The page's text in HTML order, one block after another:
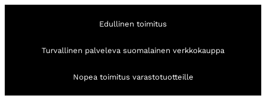
Edullinen toimitus
Turvallinen palveleva suomalainen verkkokauppa
Nopea toimitus varastotuotteille